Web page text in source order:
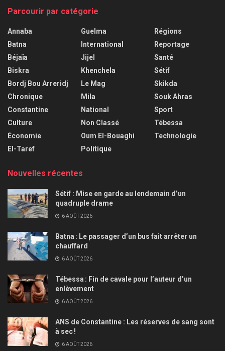
Parcourir par catégorie
Annaba
Batna
Béjaïa
Biskra
Bordj Bou Arreridj
Chronique
Constantine
Culture
Économie
El-Taref
Guelma
International
Jijel
Khenchela
Le Mag
Mila
National
Non Classé
Oum El-Bouaghi
Politique
Régions
Reportage
Santé
Sétif
Skikda
Souk Ahras
Sport
Tébessa
Technologie
Nouvelles récentes
Sétif : Mise en garde au lendemain d’un
quadruple drame
6 AOÛT 2026
Batna : Le passager d’un bus fait arrêter un
chauffard
6 AOÛT 2026
Tébessa : Fin de cavale pour l’auteur d’un
enlèvement
6 AOÛT 2026
ANS de Constantine : Les réserves de sang sont
à sec !
6 AOÛT 2026